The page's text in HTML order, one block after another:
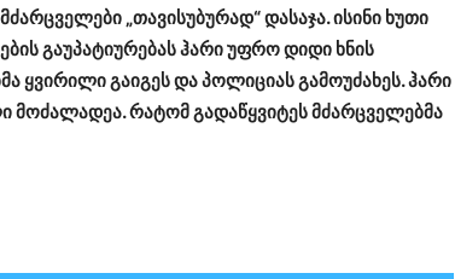
„თავისუბურად“ დასაჯა. ისინი ხუთი
გაუპატიურებას ჰარი უფრო დიდი ხნის
ყვირილი გაიგეს და პოლიციას გამოუძახეს. ჰარი
მოძალადეა. რატომ გადაწყვიტეს მძარცველებმა